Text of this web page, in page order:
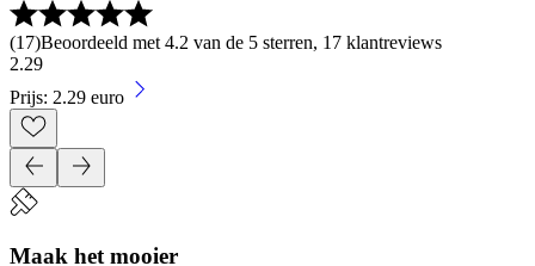
(17)Beoordeeld met 4.2 van de 5 sterren, 17 klantreviews
2.29
Prijs: 2.29 euro
Maak het mooier